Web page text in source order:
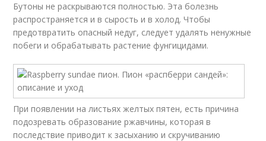
Бутоны не раскрываются полностью. Эта болезнь
распространяется и в сырость и в холод. Чтобы
предотвратить опасный недуг, следует удалять ненужные
побеги и обрабатывать растение фунгицидами.
При появлении на листьях желтых пятен, есть причина
подозревать образование ржавчины, которая в
последствие приводит к засыханию и скручиванию